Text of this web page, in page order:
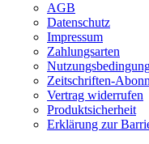
AGB
Datenschutz
Impressum
Zahlungsarten
Zeitschriften-
Vertrag widerrufen
Produktsicherheit
Erklärung zur